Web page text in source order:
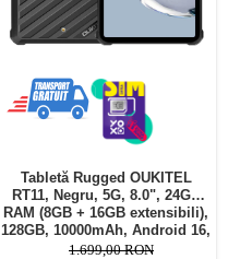
Tabletă Rugged OUKITEL
RT11, Negru, 5G, 8.0", 24GB
RAM (8GB + 16GB extensibili),
128GB, 10000mAh, Android 16,
Cameră 16MP AI, Dock
1.699,00 RON